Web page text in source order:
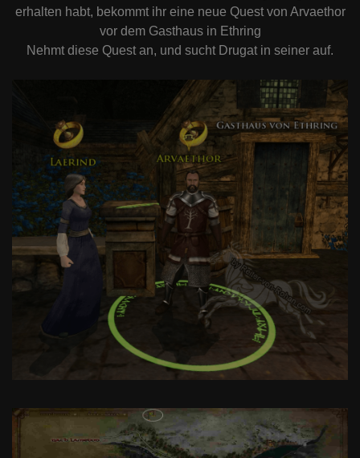
erhalten habt, bekommt ihr eine neue Quest von Arvaethor
vor dem Gasthaus in Ethring
Nehmt diese Quest an, und sucht Drugat in seiner auf.